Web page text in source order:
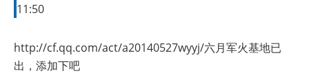
11:50
http://cf.qq.com/act/a20140527wyyj/六月军火基地已
出，添加下吧